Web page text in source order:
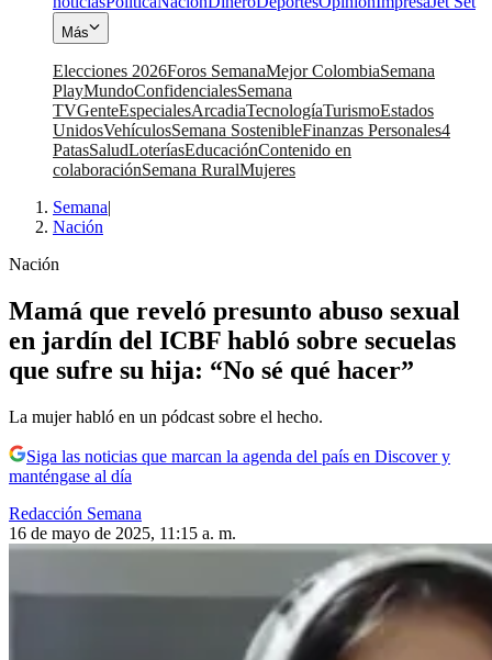
Más
Elecciones 2026Foros SemanaMejor ColombiaSemana
PlayMundoConfidencialesSemana
TVGenteEspecialesArcadiaTecnologíaTurismoEstados
UnidosVehículosSemana SostenibleFinanzas Personales4
PatasSaludLoteríasEducaciónContenido en
colaboraciónSemana RuralMujeres
Semana|
Nación
Nación
Mamá que reveló presunto abuso sexual
en jardín del ICBF habló sobre secuelas
que sufre su hija: “No sé qué hacer”
La mujer habló en un pódcast sobre el hecho.
Siga las noticias que marcan la agenda del país en Discover y
manténgase al día
Redacción Semana
16 de mayo de 2025, 11:15 a. m.